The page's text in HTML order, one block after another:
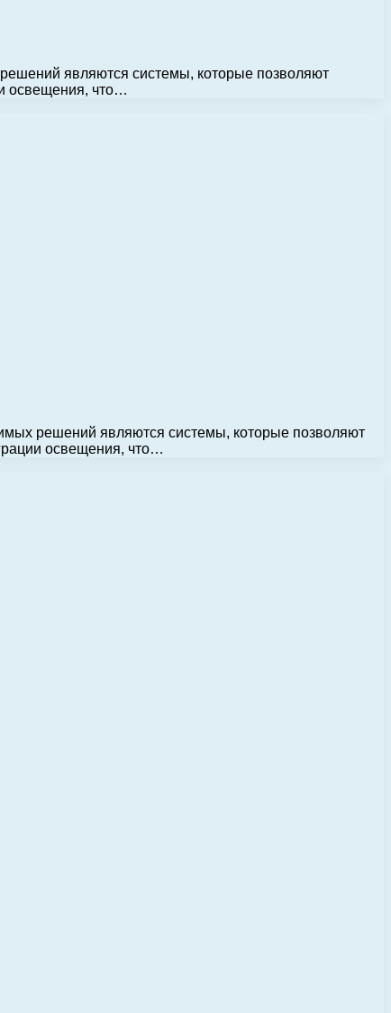
являются системы, которые позволяют
освещения, что…
решений являются системы, которые позволяют
освещения, что…